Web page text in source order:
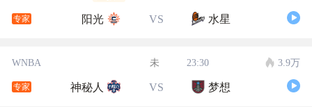
专家 阳光 VS 水星
WNBA 未 23:30 3.9万
专家 神秘人 VS 梦想